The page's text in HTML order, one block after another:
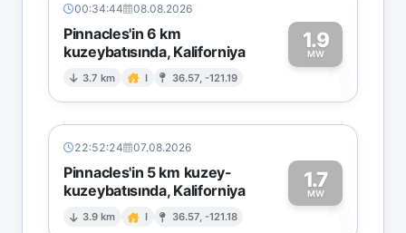
00:34:44 08.08.2026
Pinnacles'in 6 km
kuzeybatısında, Kaliforniya
3.7 km I 36.57, -121.19
1.9
MW1
22:52:24 07.08.2026
Pinnacles'in 5 km kuzey-
kuzeybatısında, Kaliforniya
3.9 km I 36.57, -121.18
1.7
MW